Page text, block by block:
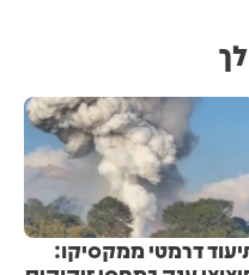
דרמטי ממקסיקו: